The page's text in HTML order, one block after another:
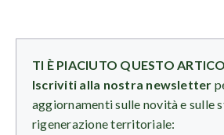
TI È PIACIUTO QUESTO
Iscriviti alla nostra newsletter
aggiornamenti sulle novità e sulle
rigenerazione territoriale: